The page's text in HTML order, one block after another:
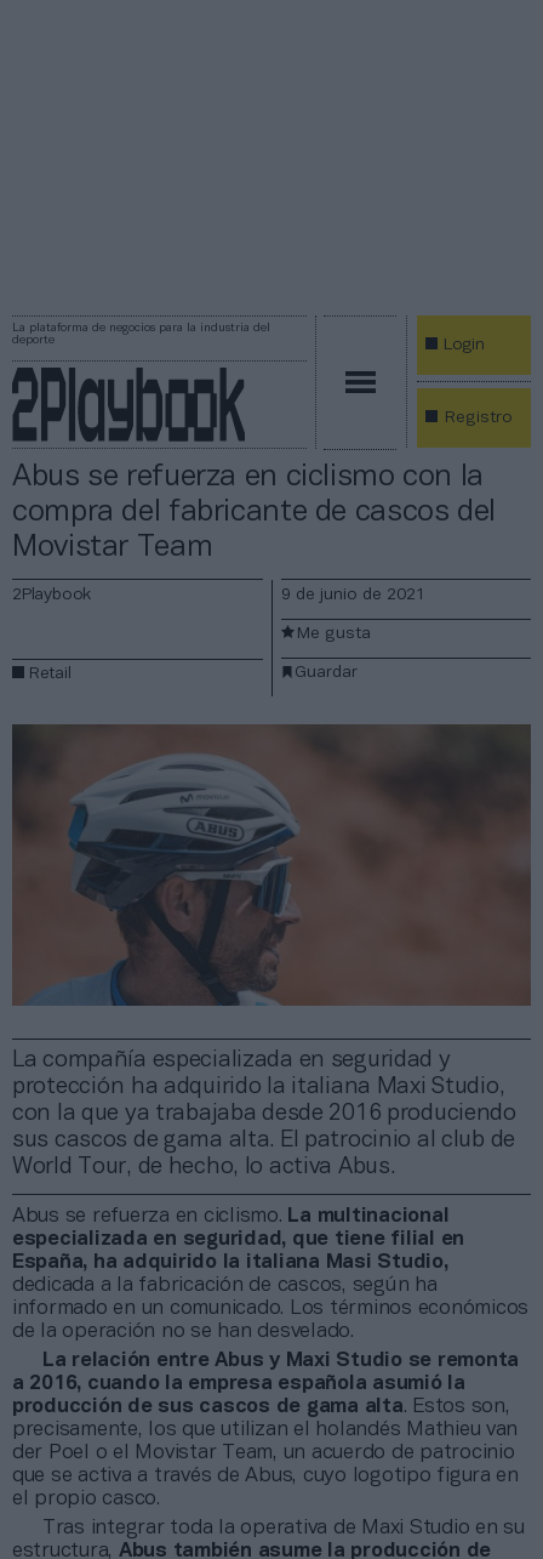
La plataforma de negocios para la industria del
deporte
Login
Registro
Abus se refuerza en ciclismo con la
compra del fabricante de cascos del
Movistar Team
La compañía especializada en seguridad y
protección ha adquirido la italiana Maxi Studio,
con la que ya trabajaba desde 2016 produciendo
sus cascos de gama alta. El patrocinio al club de
World Tour, de hecho, lo activa Abus.
2Playbook
Retail
9 de junio de 2021
Guardar
Me gusta
Abus se refuerza en ciclismo. La multinacional
especializada en seguridad, que tiene filial en
España, ha adquirido la italiana Masi Studio,
dedicada a la fabricación de cascos, según ha
informado en un comunicado. Los términos económicos
de la operación no se han desvelado.
La relación entre Abus y Maxi Studio se remonta
a 2016, cuando la empresa española asumió la
producción de sus cascos de gama alta. Estos son,
precisamente, los que utilizan el holandés Mathieu van
der Poel o el Movistar Team, un acuerdo de patrocinio
que se activa a través de Abus, cuyo logotipo figura en
el propio casco.
Tras integrar toda la operativa de Maxi Studio en su
estructura, Abus también asume la producción de